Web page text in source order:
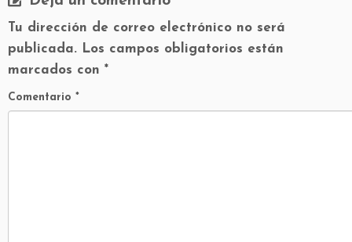
Tu dirección de correo electrónico no será
publicada. Los campos obligatorios están
marcados con *
Comentario *